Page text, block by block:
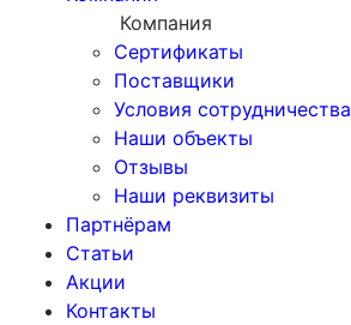
Компания
Сертификаты
Поставщики
Условия сотрудничества
Наши объекты
Отзывы
Наши реквизиты
Партнёрам
Статьи
Акции
Контакты